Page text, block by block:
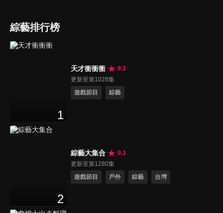
綜藝排行榜
1
天才衝衝衝
9.3
更新至第1028集
遊戲節目
綜藝
2
綜藝大集合
9.1
更新至第1280集
遊戲節目
戶外 綜藝 台灣